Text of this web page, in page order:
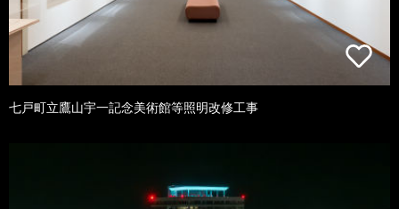
七戸町立鷹山宇一記念美術館等照明改修工事